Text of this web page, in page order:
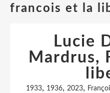
francois et la
Lucie
Mardrus,
1933, 1936, 2023,